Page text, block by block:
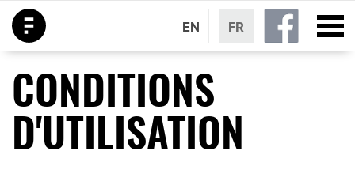
EN FR
CONDITIONS
D'UTILISATION